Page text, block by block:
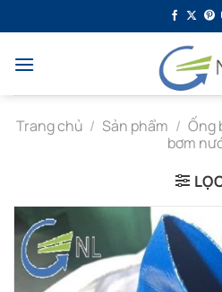
qua
dung
Trang chủ / Sản phẩm / Ống
bơm